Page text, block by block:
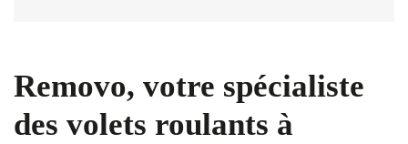
Removo, votre spécialiste
des volets roulants à